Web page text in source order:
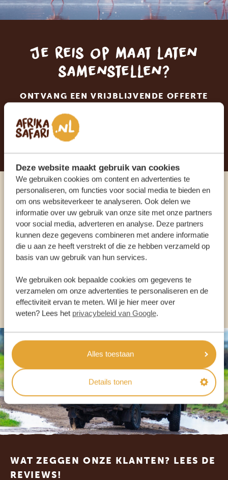
Deze website maakt gebruik van cookies
We gebruiken cookies om content en advertenties te
personaliseren, om functies voor social media te bieden en
om ons websiteverkeer te analyseren. Ook delen we
informatie over uw gebruik van onze site met onze partners
voor social media, adverteren en analyse. Deze partners
kunnen deze gegevens combineren met andere informatie
die u aan ze heeft verstrekt of die ze hebben verzameld op
basis van uw gebruik van hun services.
We gebruiken ook bepaalde cookies om gegevens te
verzamelen om onze advertenties te personaliseren en de
effectiviteit ervan te meten. Wil je hier meer over
weten? Lees het privacybeleid van Google.
Alles toestaan
Details tonen
Je reis op maat laten
samenstellen?
ONTVANG EEN VRIJBLIJVENDE OFFERTE
STEL NU JOUW DROOMREIS SAMEN
Praat met een expert
ONZE SPECIALISTEN STAAN VOOR JE KLAAR
ANDERE LANDEN
Footer
WAT ZEGGEN ONZE KLANTEN? LEES DE
REVIEWS!